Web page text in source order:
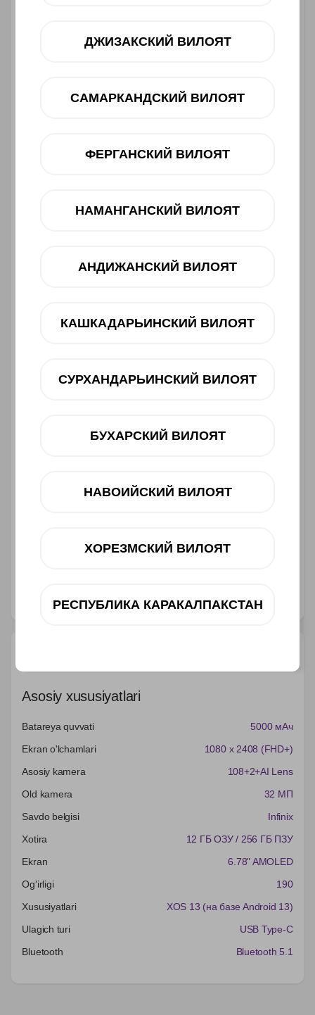
Ishlab chiqaruvchi: Infinix
Muddatli to‘lov
Mavjudligini tekshiring
Savatga
Asosiy xususiyatlari
Batareya quvvati
5000 мАч
Ekran o'lchamlari
1080 x 2408 (FHD+)
Asosiy kamera
108+2+AI Lens
Old kamera
32 МП
Savdo belgisi
Infinix
Xotira
12 ГБ ОЗУ / 256 ГБ ПЗУ
Ekran
6.78" AMOLED
Og'irligi
190
Xususiyatlari
XOS 13 (на базе Android 13)
Ulagich turi
USB Type-C
Bluetooth
Bluetooth 5.1
ДЖИЗАКСКИЙ ВИЛОЯТ
САМАРКАНДСКИЙ ВИЛОЯТ
ФЕРГАНСКИЙ ВИЛОЯТ
НАМАНГАНСКИЙ ВИЛОЯТ
АНДИЖАНСКИЙ ВИЛОЯТ
КАШКАДАРЬИНСКИЙ ВИЛОЯТ
СУРХАНДАРЬИНСКИЙ ВИЛОЯТ
БУХАРСКИЙ ВИЛОЯТ
НАВОИЙСКИЙ ВИЛОЯТ
ХОРЕЗМСКИЙ ВИЛОЯТ
РЕСПУБЛИКА КАРАКАЛПАКСТАН